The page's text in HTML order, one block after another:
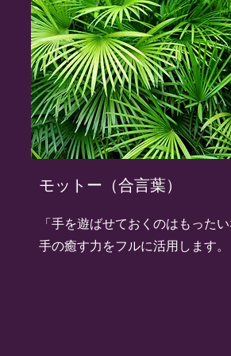
​モットー（合言葉）
「手を遊ばせておくのはもった
​手の癒す力をフルに活用します。